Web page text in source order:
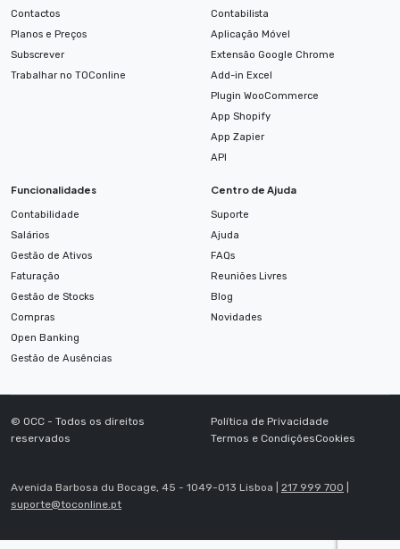
Contactos
Planos e Preços
Subscrever
Trabalhar no TOConline
Contabilista
Aplicação Móvel
Extensão Google Chrome
Add-in Excel
Plugin WooCommerce
App Shopify
App Zapier
API
Funcionalidades
Contabilidade
Salários
Gestão de Ativos
Faturação
Gestão de Stocks
Compras
Open Banking
Gestão de Ausências
Centro de Ajuda
Suporte
Ajuda
FAQs
Reuniões Livres
Blog
Novidades
© OCC - Todos os direitos
reservados
Política de Privacidade
Termos e CondiçõesCookies
Avenida Barbosa du Bocage, 45 - 1049-013 Lisboa | 217 999 700
suporte@toconline.pt